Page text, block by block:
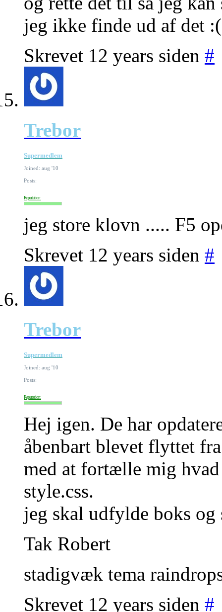
jeg ikke finde ud af det :(
Skrevet 12 years siden #
Trebor
Supermedlem
Joined: aug '10
Posts:
Reputation:
jeg store klovn ..... F5
Skrevet 12 years siden #
Trebor
Supermedlem
Joined: aug '10
Posts:
Reputation:
Hej igen. De har
åbenbart blevet flyttet
med at fortælle mig
style.css.
jeg skal udfylde boks
Tak Robert
stadigvæk tema
Skrevet 12 years siden #